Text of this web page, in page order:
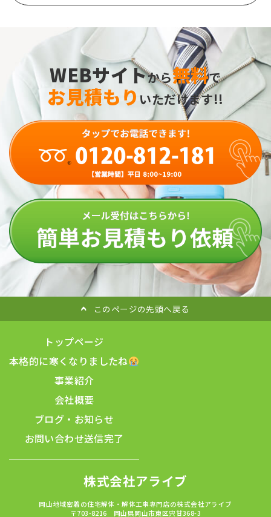
WEBサイトから無料で
お見積もり いただけます!!
このページの先頭へ戻る
トップページ
本格的に寒くなりましたね
事業紹介
会社概要
ブログ・お知らせ
お問い合わせ送信完了
株式会社アライブ
岡山地域密着の住宅解体・解体工事専門店の株式会社アライブ
〒703-8216 岡山県岡山市東区宍甘368-3